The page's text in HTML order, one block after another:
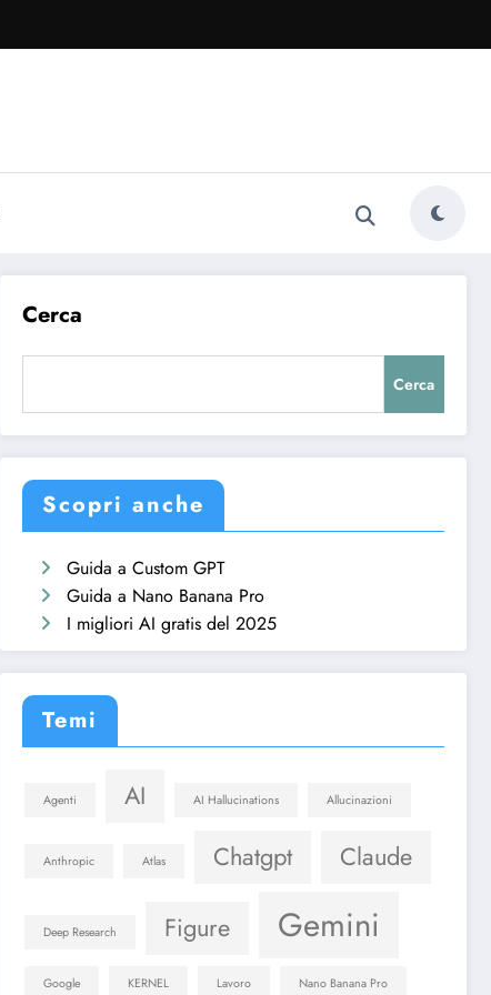
Cerca
Cerca
Scopri anche
Guida a Custom GPT
Guida a Nano Banana Pro
I migliori AI gratis del 2025
Temi
Agenti AI AI Hallucinations Allucinazioni
Anthropic Atlas Chatgpt Claude
Deep Research Figure Gemini
Google KERNEL Lavoro Nano Banana Pro